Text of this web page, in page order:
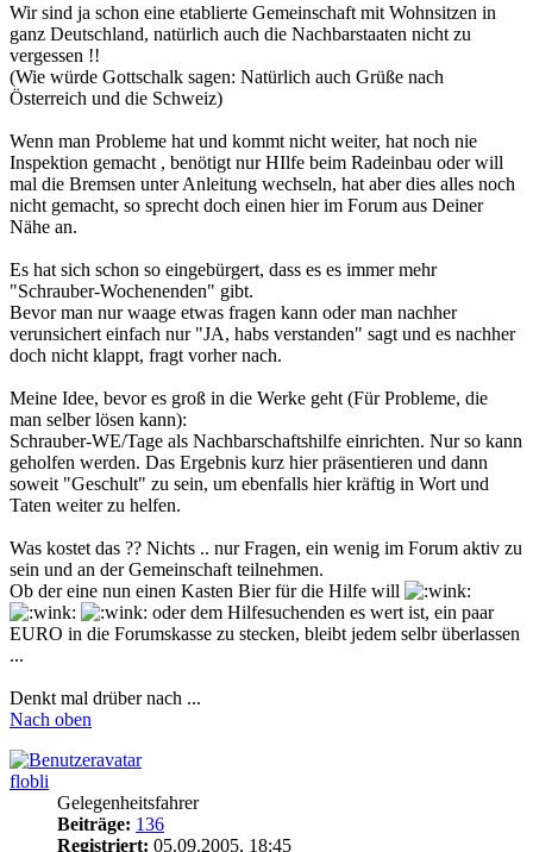
Wir sind ja schon eine etablierte Gemeinschaft mit Wohnsitzen in
ganz Deutschland, natürlich auch die Nachbarstaaten nicht zu
vergessen !!
(Wie würde Gottschalk sagen: Natürlich auch Grüße nach
Österreich und die Schweiz)
Wenn man Probleme hat und kommt nicht weiter, hat noch nie
Inspektion gemacht , benötigt nur HIlfe beim Radeinbau oder will
mal die Bremsen unter Anleitung wechseln, hat aber dies alles noch
nicht gemacht, so sprecht doch einen hier im Forum aus Deiner
Nähe an.
Es hat sich schon so eingebürgert, dass es es immer mehr
"Schrauber-Wochenenden" gibt.
Bevor man nur waage etwas fragen kann oder man nachher
verunsichert einfach nur "JA, habs verstanden" sagt und es nachher
doch nicht klappt, fragt vorher nach.
Meine Idee, bevor es groß in die Werke geht (Für Probleme, die
man selber lösen kann):
Schrauber-WE/Tage als Nachbarschaftshilfe einrichten. Nur so kann
geholfen werden. Das Ergebnis kurz hier präsentieren und dann
soweit "Geschult" zu sein, um ebenfalls hier kräftig in Wort und
Taten weiter zu helfen.
Was kostet das ?? Nichts .. nur Fragen, ein wenig im Forum aktiv zu
sein und an der Gemeinschaft teilnehmen.
Ob der eine nun einen Kasten Bier für die Hilfe will
oder dem Hilfesuchenden es wert ist, ein paar
EURO in die Forumskasse zu stecken, bleibt jedem selbr überlassen
...
Denkt mal drüber nach ...
Nach oben
flobli
Gelegenheitsfahrer
Beiträge: 136
Registriert: 05.09.2005, 18:45